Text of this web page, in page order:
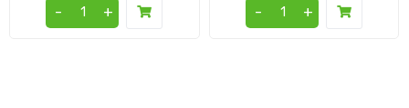
-
+
-
+